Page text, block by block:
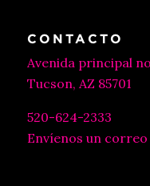
CONTACTO
Avenida principal
Tucson, AZ 85701
520-624-2333
Envíenos un